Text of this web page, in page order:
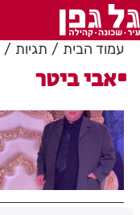
עמוד הבית תגיות
אבי ביטר